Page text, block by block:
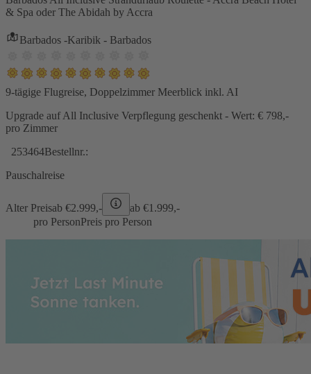
& Spa oder The Abidah by Accra
Barbados -Karibik - Barbados
9-tägige Flugreise, Doppelzimmer Meerblick inkl. AI
Upgrade auf All Inclusive Verpflegung geschenkt - Wert: € 798,-
pro Zimmer
253464Bestellnr.:
Pauschalreise
Alter Preisab €2.999,- ab €1.999,-
pro PersonPreis pro Person